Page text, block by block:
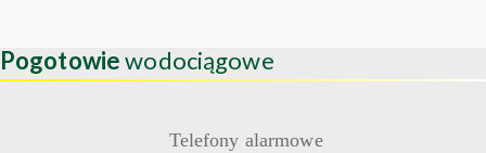
Pogotowiewodociągowe
Telefony alarmowe